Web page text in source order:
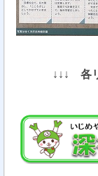
↓↓↓ 各